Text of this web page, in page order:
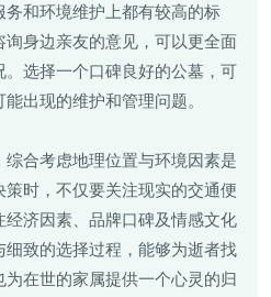
和环境维护上都有较高的标
身边亲友的意见，可以更全面
选择一个口碑良好的公墓，可
出现的维护和管理问题。
合考虑地理位置与环境因素是
时，不仅要关注现实的交通便
济因素、品牌口碑及情感文化
致的选择过程，能够为逝者找
在世的家属提供一个心灵的归